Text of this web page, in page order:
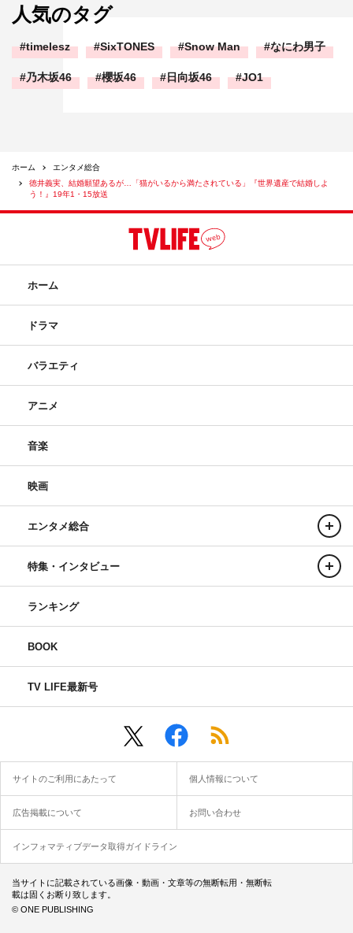
人気のタグ
timelesz SixTONES Snow Man なにわ男子
乃木坂46 櫻坂46 日向坂46 JO1
ホーム
エンタメ総合
徳井義実、結婚願望あるが…「猫がいるから満たされている」『世界遺産で結婚しよ
う！』19年1・15放送
ホーム
ドラマ
バラエティ
アニメ
音楽
映画
エンタメ総合
特集・インタビュー
ランキング
BOOK
TV LIFE最新号
サイトのご利用にあたって 個人情報について
広告掲載について お問い合わせ
インフォマティブデータ取得ガイドライン
当サイトに記載されている画像・動画・文章等の無断転用・無断転
載は固くお断り致します。
© ONE PUBLISHING